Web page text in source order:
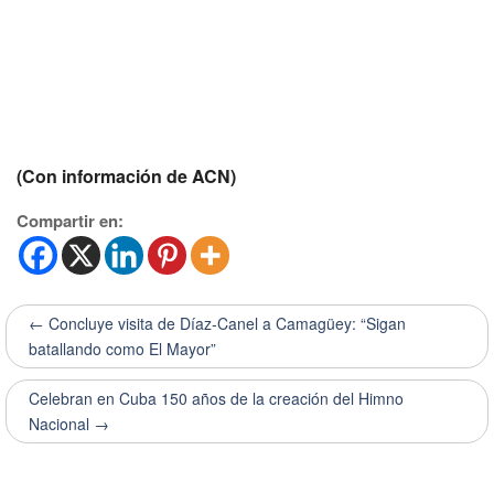
(Con información de ACN)
Compartir en:
← Concluye visita de Díaz-Canel a Camagüey: “Sigan
batallando como El Mayor”
Celebran en Cuba 150 años de la creación del Himno
Nacional →